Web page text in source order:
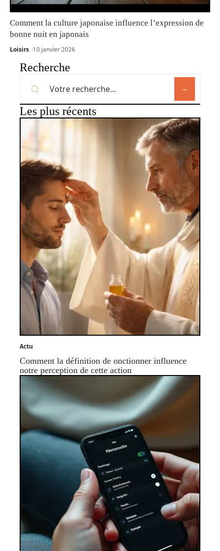
Comment la culture japonaise influence l’expression de
bonne nuit en japonais
Loisirs 10 janvier 2026
Recherche
Les plus récents
Actu
Comment la définition de onctionner influence
notre perception de cette action